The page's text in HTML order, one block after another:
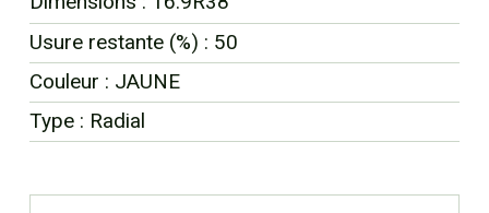
Usure restante (%) : 50
Couleur : JAUNE
Type : Radial
EN